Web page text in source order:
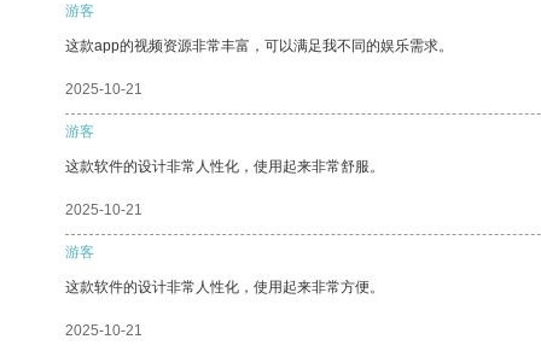
游客
这款app的视频资源非常丰富，可以满足我不同的娱乐需求。
2025-10-21
游客
这款软件的设计非常人性化，使用起来非常舒服。
2025-10-21
游客
这款软件的设计非常人性化，使用起来非常方便。
2025-10-21